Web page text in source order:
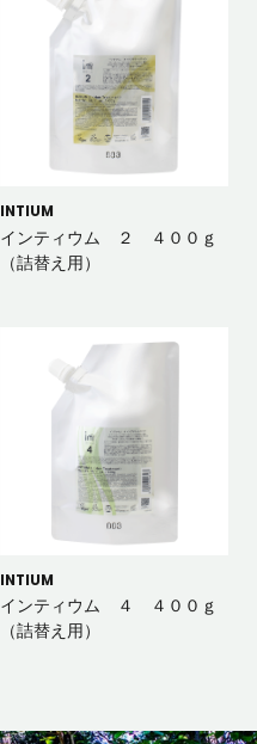
INTIUM
インティウム ２ ４００ｇ
（詰替え用）
INTIUM
インティウム ４ ４００ｇ
（詰替え用）